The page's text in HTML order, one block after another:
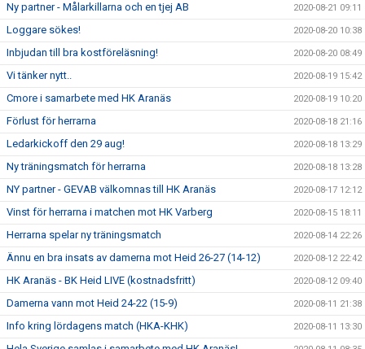
Ny partner - Målarkillarna och en tjej AB 2020-08-21 09:11
Loggare sökes! 2020-08-20 10:38
Inbjudan till bra kostföreläsning! 2020-08-20 08:49
Vi tänker nytt.. 2020-08-19 15:42
Cmore i samarbete med HK Aranäs 2020-08-19 10:20
Förlust för herrarna 2020-08-18 21:16
Ledarkickoff den 29 aug! 2020-08-18 13:29
Ny träningsmatch för herrarna 2020-08-18 13:28
NY partner - GEVAB välkomnas till HK Aranäs 2020-08-17 12:12
Vinst för herrarna i matchen mot HK Varberg 2020-08-15 18:11
Herrarna spelar ny träningsmatch 2020-08-14 22:26
Ännu en bra insats av damerna mot Heid 26-27 (14-12) 2020-08-12 22:42
HK Aranäs - BK Heid LIVE (kostnadsfritt) 2020-08-12 09:40
Damerna vann mot Heid 24-22 (15-9) 2020-08-11 21:38
Info kring lördagens match (HKA-KHK) 2020-08-11 13:30